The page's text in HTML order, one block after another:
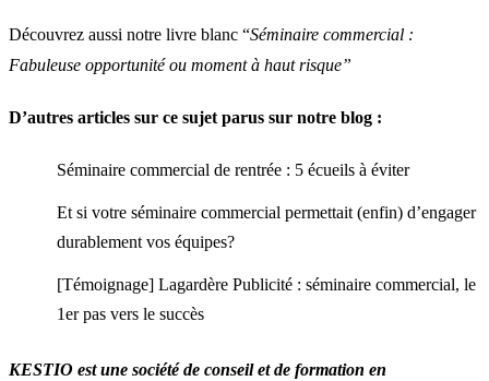
Découvrez aussi notre livre blanc “Séminaire commercial :
Fabuleuse opportunité ou moment à haut risque”
D’autres articles sur ce sujet parus sur notre blog :
Séminaire commercial de rentrée : 5 écueils à éviter
Et si votre séminaire commercial permettait (enfin) d’engager
durablement vos équipes?
[Témoignage] Lagardère Publicité : séminaire commercial, le
1er pas vers le succès
KESTIO est une société de conseil et de formation en